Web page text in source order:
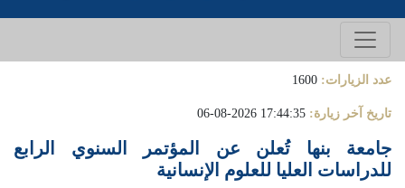
عدد الزيارات: 1600
تاريخ آخر زيارة: 17:44:35 2026-08-06
جامعة بنها تُعلن عن المؤتمر السنوي الرابع
للدراسات العليا للعلوم الإنسانية